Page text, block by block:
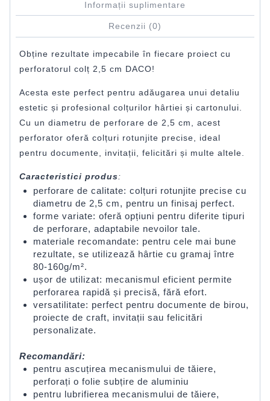
Informații suplimentare
Recenzii (0)
Obține rezultate impecabile în fiecare proiect cu
perforatorul colț 2,5 cm DACO!
Acesta este perfect pentru adăugarea unui detaliu
estetic și profesional colțurilor hârtiei și cartonului.
Cu un diametru de perforare de 2,5 cm, acest
perforator oferă colțuri rotunjite precise, ideal
pentru documente, invitații, felicitări și multe altele.
Caracteristici produs:
perforare de calitate: colțuri rotunjite precise cu
diametru de 2,5 cm, pentru un finisaj perfect.
forme variate: oferă opțiuni pentru diferite tipuri
de perforare, adaptabile nevoilor tale.
materiale recomandate: pentru cele mai bune
rezultate, se utilizează hârtie cu gramaj între
80-160g/m².
ușor de utilizat: mecanismul eficient permite
perforarea rapidă și precisă, fără efort.
versatilitate: perfect pentru documente de birou,
proiecte de craft, invitații sau felicitări
personalizate.
Recomandări:
pentru ascuțirea mecanismului de tăiere,
perforați o folie subțire de aluminiu
pentru lubrifierea mecanismului de tăiere,